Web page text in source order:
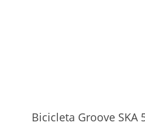
Bicicleta Groove SKA